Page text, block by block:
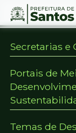
Ir
para
para
Secretarias e
Portais de
Temas de